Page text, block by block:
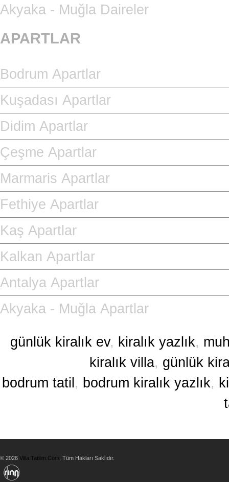
Akyaka - Muğla Daireler
APARTLAR
Bodrum Apartlar
Kuşadası Apartlar
Didim Apartlar
Çeşme Apartlar
Marmaris Apartlar
Fethiye Apartlar
Kaş Apartlar
Kalkan Apartlar
Antalya Apartlar
Akyaka - Muğla Apartlar
günlük kiralık ev, kiralık yazlık,
kiralık villa, günlük
bodrum tatil , bodrum kiralık yazlık,
© 2026 Villa Tatilim.Com , Tüm Hakları Saklıdır.